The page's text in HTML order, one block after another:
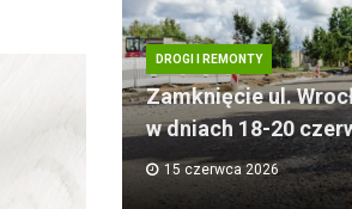
DROGI I REMONTY
Zamknięcie ul.
w dniach 18-20
15 czerwca 2026